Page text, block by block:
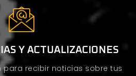
Y ACTUALIZACIONES
para recibir noticias sobre tus